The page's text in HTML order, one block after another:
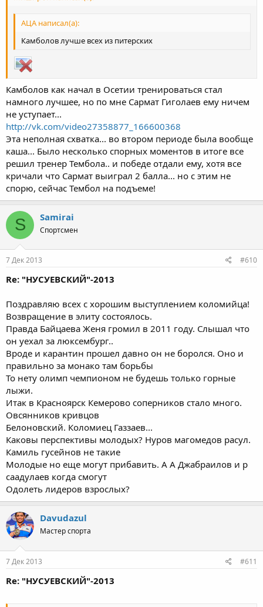
АЦА написал(а):
Камболов лучше всех из питерских
Камболов как начал в Осетии тренироваться стал
намного лучшее, но по мне Сармат Гиголаев ему ничем
не уступает...
http://vk.com/video27358877_166600368
Эта неполная схватка... во втором периоде была вообще
каша... Было несколько спорных моментов в итоге все
решил тренер Тембола.. и победе отдали ему, хотя все
кричали что Сармат выиграл 2 балла... но с этим не
спорю, сейчас Тембол на подъеме!
S Samirai
Спортсмен
7 Дек 2013 #610
Re: "НУСУЕВСКИЙ"-2013
Поздравляю всех с хорошим выступлением коломийца!
Возвращение в элиту состоялось.
Правда Байцаева Женя громил в 2011 году. Слышал что
он уехал за люксембург..
Вроде и карантин прошел давно он не боролся. Оно и
правильно за монако там борьбы
То нету олимп чемпионом не будешь только горные
лыжи.
Итак в Красноярск Кемерово соперников стало много.
Овсянников кривцов
Белоновский. Коломиец Газзаев...
Каковы перспективы молодых? Нуров магомедов расул.
Камиль гусейнов не такие
Молодые но еще могут прибавить. А А Джабраилов и р
саадулаев когда смогут
Одолеть лидеров взрослых?
Davudazul
Мастер спорта
7 Дек 2013 #611
Re: "НУСУЕВСКИЙ"-2013